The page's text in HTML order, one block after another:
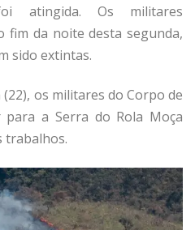
atingida. Os militares
fim da noite desta segunda,
sido extintas.
os militares do Corpo de
a Serra do Rola Moça
trabalhos.